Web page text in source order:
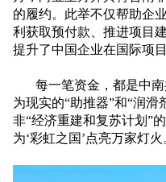
的履约。此举不仅帮助企
利获取预付款、推进项目
提升了中国企业在国际项
每一笔资金，都是中
为现实的“助推器”和“润滑
非“经济重建和复苏计划”
为‘彩虹之国’点亮万家灯火